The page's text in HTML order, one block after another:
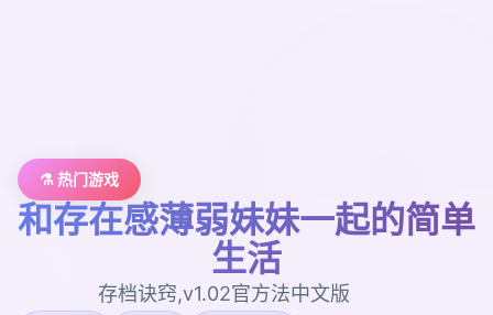
⚗️ 热门游戏
和存在感薄弱妹妹一起的简单
生活
存档诀窍,v1.02官方法中文版